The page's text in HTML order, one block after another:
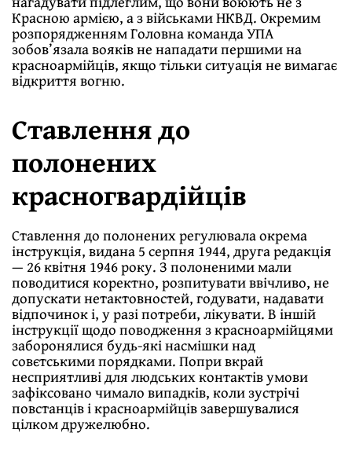
Красною армією, а з військами НКВД. Окремим
розпорядженням Головна команда УПА
зобов’язала вояків не нападати першими на
красноармійців, якщо тільки ситуація не вимагає
відкриття вогню.
Ставлення до
полонених
красногвардійців
Ставлення до полонених регулювала окрема
інструкція, видана 5 серпня 1944, друга редакція
— 26 квітня 1946 року. З полоненими мали
поводитися коректно, розпитувати ввічливо, не
допускати нетактовностей, годувати, надавати
відпочинок і, у разі потреби, лікувати. В іншій
інструкції щодо поводження з красноармійцями
заборонялися будь-які насмішки над
совєтськими порядками. Попри вкрай
несприятливі для людських контактів умови
зафіксовано чимало випадків, коли зустрічі
повстанців і красноармійців завершувалися
цілком дружелюбно.